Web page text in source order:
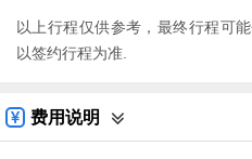
以上行程仅供参考，最终行程可
以签约行程为准.
费用说明